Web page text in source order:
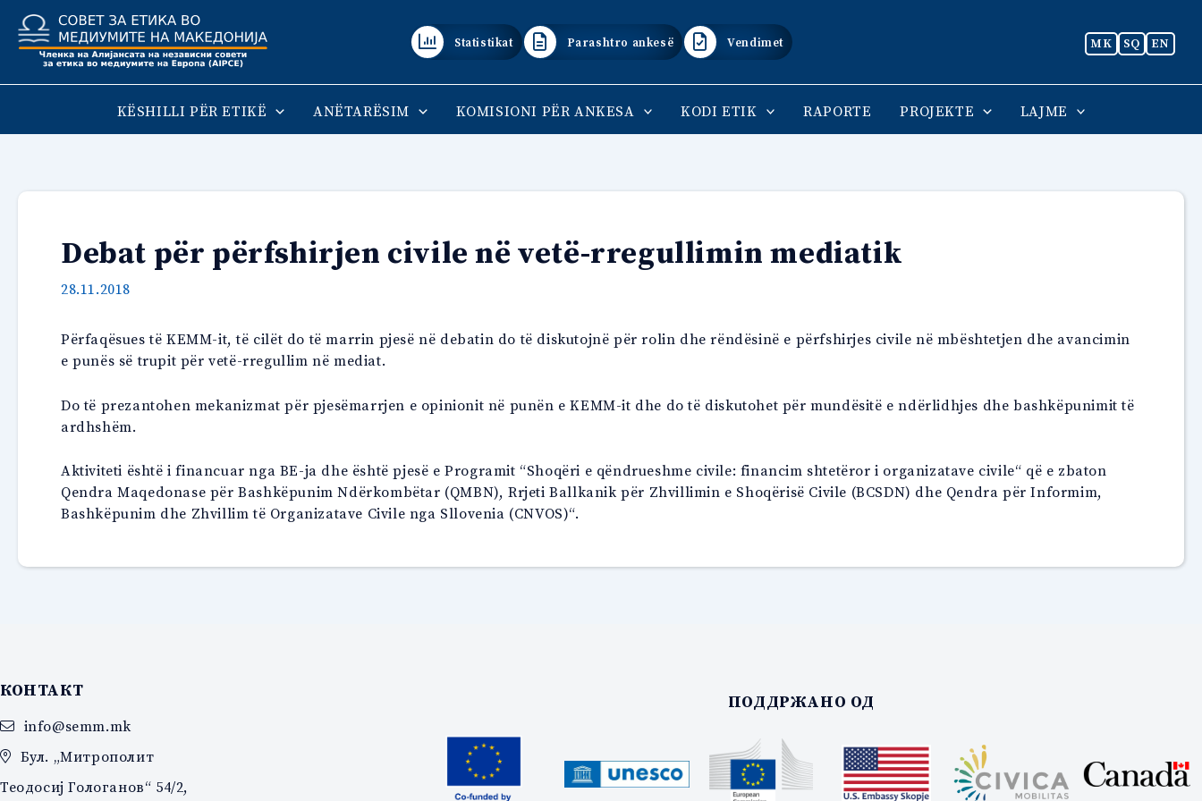
Skip
content
Statistikat Parashtro ankesë Vendimet MK SQ EN
KËSHILLI PËR ETIKË ANËTARËSIM KOMISIONI PËR ANKESA KODI ETIK RAPORTE PROJEKTE LAJME
Debat për përfshirjen civile në vetë-rregullimin mediatik
28.11.2018
Përfaqësues të KEMM-it, të cilët do të marrin pjesë në debatin do të diskutojnë për rolin dhe rëndësinë e përfshirjes civile në mbështetjen dhe avancimin
e punës së trupit për vetë-rregullim në mediat.
Do të prezantohen mekanizmat për pjesëmarrjen e opinionit në punën e KEMM-it dhe do të diskutohet për mundësitë e ndërlidhjes dhe bashkëpunimit të
ardhshëm.
Aktiviteti është i financuar nga BE-ja dhe është pjesë e Programit “Shoqëri e qëndrueshme civile: financim shtetëror i organizatave civile“ që e zbaton
Qendra Maqedonase për Bashkëpunim Ndërkombëtar (QMBN), Rrjeti Ballkanik për Zhvillimin e Shoqërisë Civile (BCSDN) dhe Qendra për Informim,
Bashkëpunim dhe Zhvillim të Organizatave Civile nga Sllovenia (CNVOS)“.
КОНТАКТ
info@semm.mk
Бул. „Митрополит
Теодосиј Гологанов“ 54/2,
ПОДДРЖАНО ОД